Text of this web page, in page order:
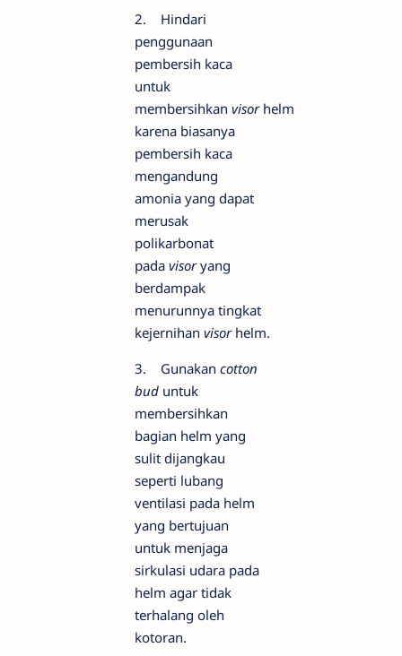
2. Hindari
penggunaan
pembersih kaca
untuk
membersihkan visorhelm
karena biasanya
pembersih kaca
mengandung
amonia yang dapat
merusak
polikarbonat
pada visoryang
berdampak
menurunnya tingkat
kejernihan visorhelm.
3. Gunakan cotton
bud untuk
membersihkan
bagian helm yang
sulit dijangkau
seperti lubang
ventilasi pada helm
yang bertujuan
untuk menjaga
sirkulasi udara pada
helm agar tidak
terhalang oleh
kotoran.